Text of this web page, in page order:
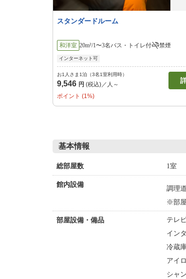
スタンダードルーム
和洋室 20m²/1〜3名バス・トイレ付 禁煙
インターネット可
お1人さま1泊（3名1室利用時）
9,546 円 (税込)／人～
ポイント (1%)
基本情報
総部屋数 1室
館内設備
調理
※部
部屋設備・備品 テレ
イン
冷蔵庫
アイ
シャ